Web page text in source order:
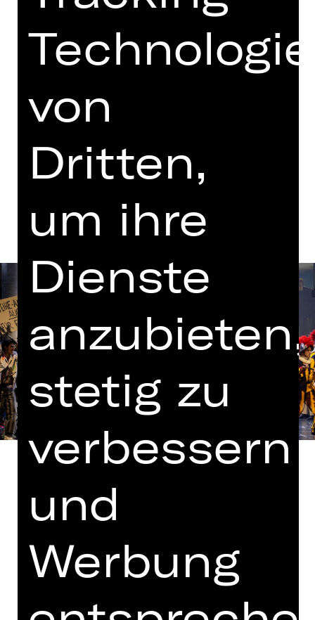
mit einer Pause
Vorstellung
18.30 Uhr Einführung
Termine und Besetzung
Gesangstexte von Tim Rice
In englischer Sprache mit deutschen
Übertiteln
Kooperation mit der Bayerischen
von
Dritten,
um ihre
Dienste
anzubieten,
stetig zu
verbessern
und
Werbung